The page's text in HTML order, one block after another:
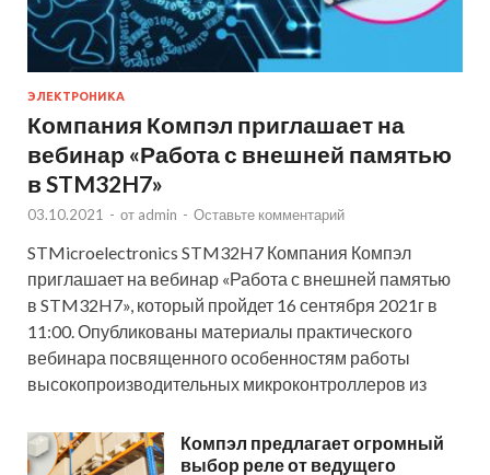
ЭЛЕКТРОНИКА
Компания Компэл приглашает на
вебинар «Работа с внешней памятью
в STM32H7»
03.10.2021 - от admin - Оставьте комментарий
STMicroelectronics STM32H7 Компания Компэл
приглашает на вебинар «Работа с внешней памятью
в STM32H7», который пройдет 16 сентября 2021г в
11:00. Опубликованы материалы практического
вебинара посвященного особенностям работы
высокопроизводительных микроконтроллеров из
Компэл предлагает огромный
выбор реле от ведущего